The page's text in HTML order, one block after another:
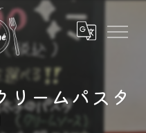
リームパスタ